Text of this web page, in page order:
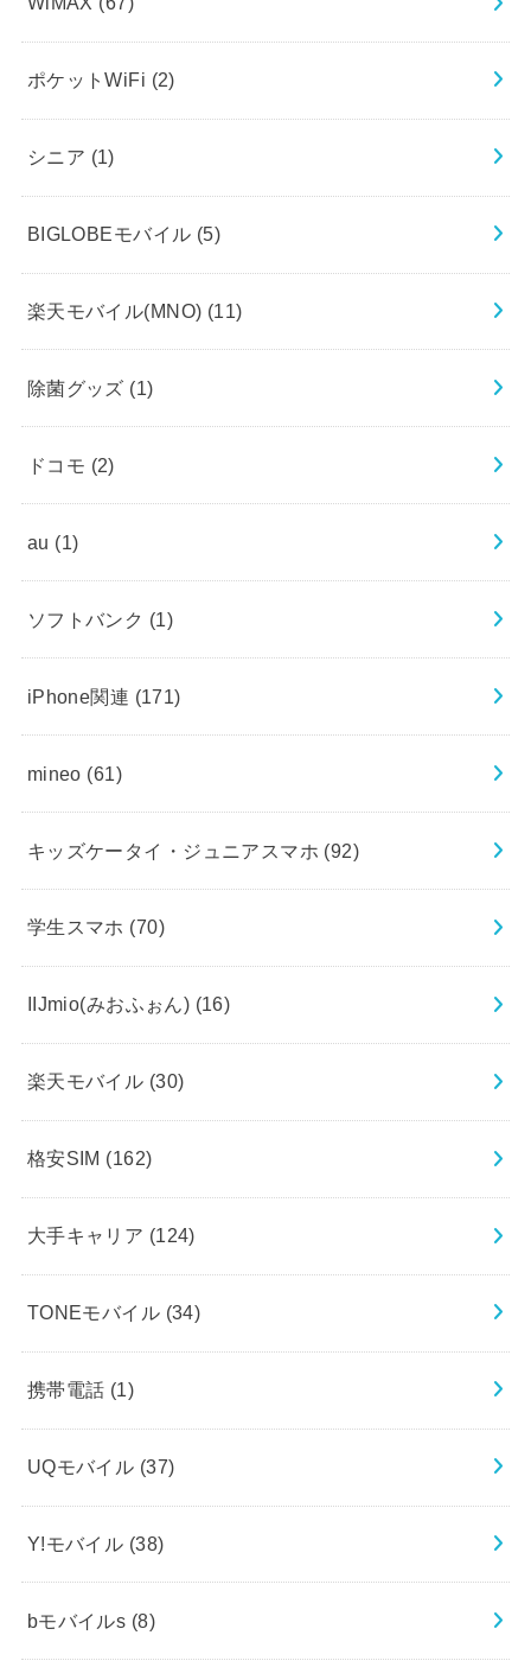
ポケットWiFi (2)
シニア (1)
BIGLOBEモバイル (5)
楽天モバイル(MNO) (11)
除菌グッズ (1)
ドコモ (2)
au (1)
ソフトバンク (1)
iPhone関連 (171)
mineo (61)
キッズケータイ・ジュニアスマホ (92)
学生スマホ (70)
IIJmio(みおふぉん) (16)
楽天モバイル (30)
格安SIM (162)
大手キャリア (124)
TONEモバイル (34)
携帯電話 (1)
UQモバイル (37)
Y!モバイル (38)
bモバイルs (8)